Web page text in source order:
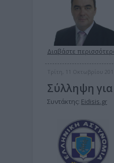
Διαβάστε
Τρίτη, 11 Οκτωβρίου
Σύλληψη
Συντάκτης: Eidisis.gr